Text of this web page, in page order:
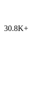
30.8K+